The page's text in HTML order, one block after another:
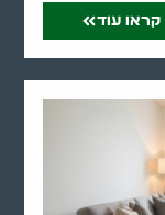
קראו עוד